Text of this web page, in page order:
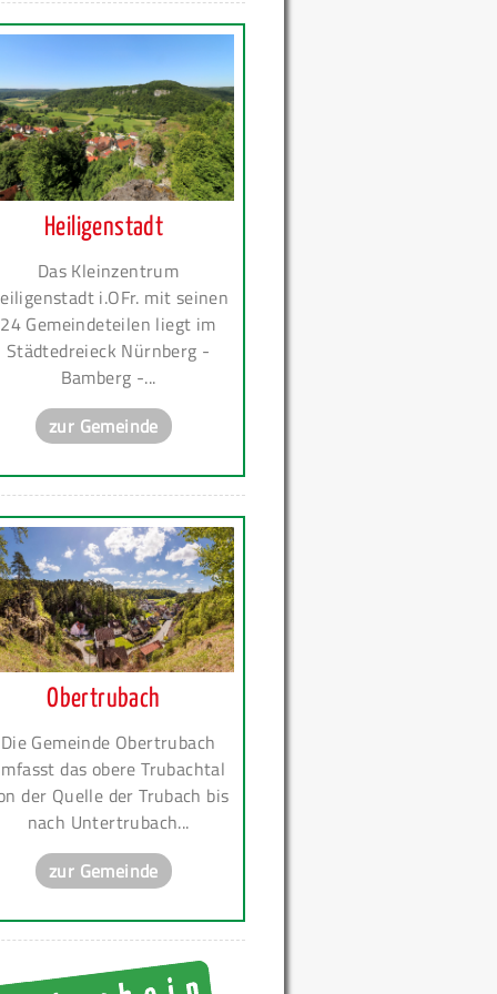
Heiligenstadt
Das Kleinzentrum
i.OFr. mit seinen
24 Gemeindeteilen liegt im
Städtedreieck Nürnberg -
Bamberg -...
zur Gemeinde
Obertrubach
Die Gemeinde Obertrubach
das obere Trubachtal
der Quelle der Trubach bis
nach Untertrubach...
zur Gemeinde